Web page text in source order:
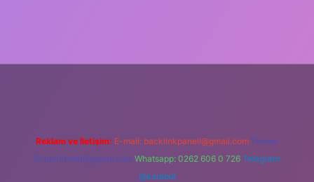
Reklam ve İletişim: E-mail: backlinkpaneli@gmail.com Teams:
forumhizmeti@gmail.com Whatsapp: 0262 606 0 726 Telegram:
@karabul